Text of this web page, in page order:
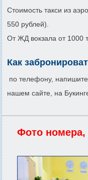
Стоимость такси из
550 рублей).
От ЖД вокзала от 1000
Как
по телефону, напишите
нашем сайте, на
Фото номера,